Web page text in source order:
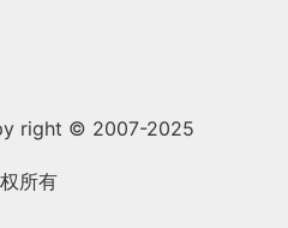
right © 2007-2025
所有